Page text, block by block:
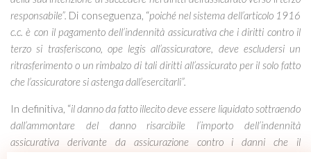
responsabile”. Di conseguenza, “poiché nel sistema dell’articolo 1916
c.c. è con il pagamento dell’indennità assicurativa che i diritti contro il
terzo si trasferiscono, ope legis all’assicuratore, deve escludersi un
ritrasferimento o un rimbalzo di tali diritti all’assicurato per il solo fatto
che l’assicuratore si astenga dall’esercitarli”.
In definitiva, “il danno da fatto illecito deve essere liquidato sottraendo
dall’ammontare del danno risarcibile l’importo dell’indennità
assicurativa derivante da assicurazione contro i danni che il